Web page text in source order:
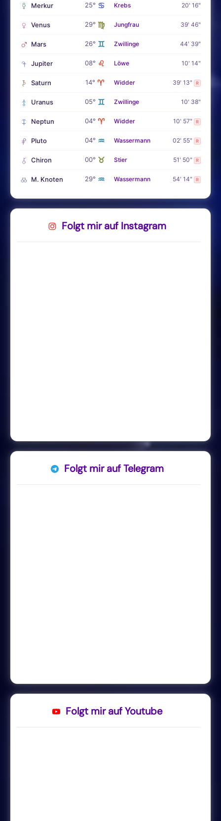
Merkur 25° ♋ Krebs 20' 16"
Venus 29° ♍ Jungfrau 39' 46"
Mars 26° ♊ Zwillinge 44' 39"
Jupiter 08° ♌ Löwe 10' 14"
Saturn 14° ♈ Widder 39' 13" R
Uranus 05° ♊ Zwillinge 10' 38"
Neptun 04° ♈ Widder 10' 57" R
Pluto 04° ♒ Wassermann 02' 55" R
Chiron 00° ♉ Stier 51' 50" R
M. Knoten 29° ♒ Wassermann 54' 14" R
Folgt mir auf Instagram
Folgt mir auf Telegram
Folgt mir auf Youtube